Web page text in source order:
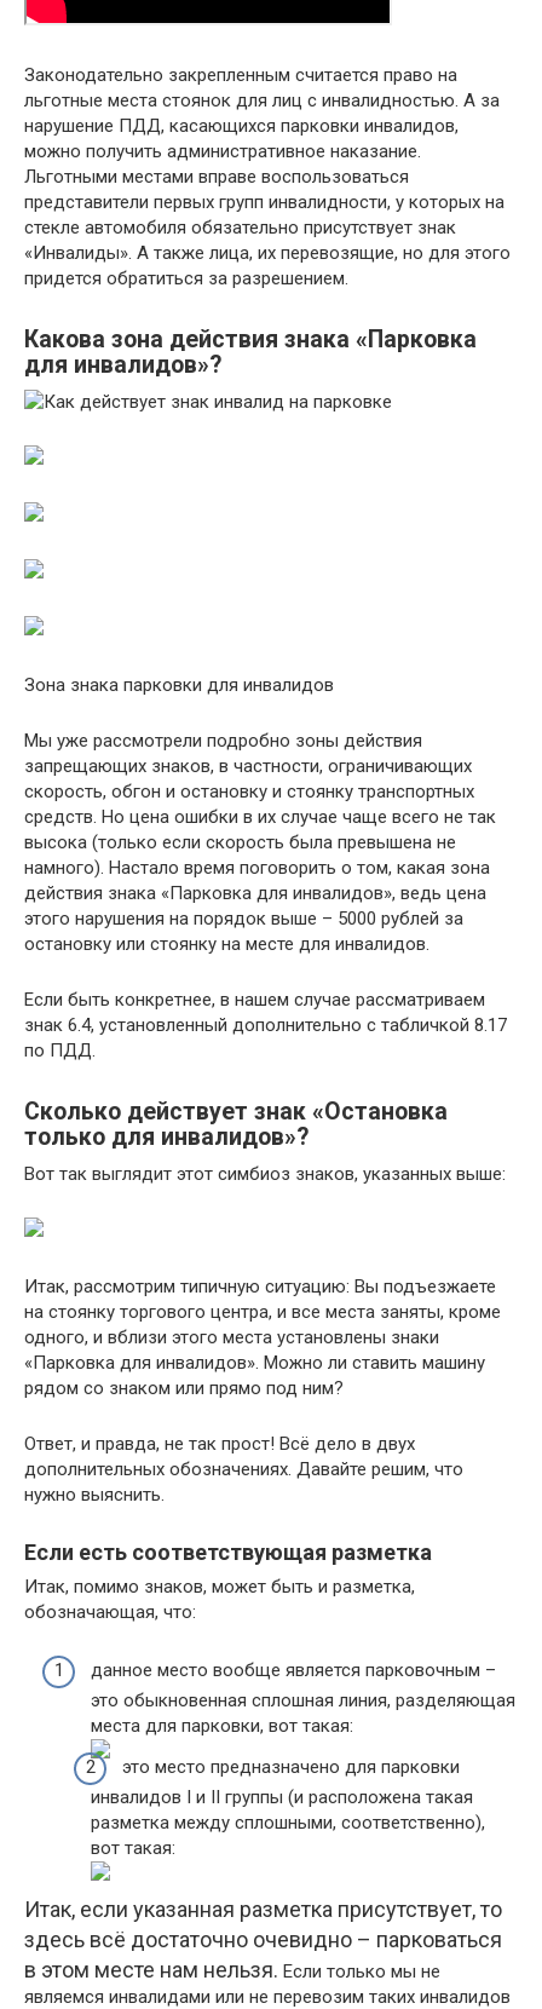
Законодательно закрепленным считается право на
льготные места стоянок для лиц с инвалидностью. А за
нарушение ПДД, касающихся парковки инвалидов,
можно получить административное наказание.
Льготными местами вправе воспользоваться
представители первых групп инвалидности, у которых на
стекле автомобиля обязательно присутствует знак
«Инвалиды». А также лица, их перевозящие, но для этого
придется обратиться за разрешением.
Какова зона действия знака «Парковка
для инвалидов»?
Зона знака парковки для инвалидов
Мы уже рассмотрели подробно зоны действия
запрещающих знаков, в частности, ограничивающих
скорость, обгон и остановку и стоянку транспортных
средств. Но цена ошибки в их случае чаще всего не так
высока (только если скорость была превышена не
намного). Настало время поговорить о том, какая зона
действия знака «Парковка для инвалидов», ведь цена
этого нарушения на порядок выше – 5000 рублей за
остановку или стоянку на месте для инвалидов.
Если быть конкретнее, в нашем случае рассматриваем
знак 6.4, установленный дополнительно с табличкой 8.17
по ПДД.
Сколько действует знак «Остановка
только для инвалидов»?
Вот так выглядит этот симбиоз знаков, указанных выше:
Итак, рассмотрим типичную ситуацию: Вы подъезжаете
на стоянку торгового центра, и все места заняты, кроме
одного, и вблизи этого места установлены знаки
«Парковка для инвалидов». Можно ли ставить машину
рядом со знаком или прямо под ним?
Ответ, и правда, не так прост! Всё дело в двух
дополнительных обозначениях. Давайте решим, что
нужно выяснить.
Если есть соответствующая разметка
Итак, помимо знаков, может быть и разметка,
обозначающая, что:
данное место вообще является парковочным –
это обыкновенная сплошная линия, разделяющая
места для парковки, вот такая:
это место предназначено для парковки
инвалидов I и II группы (и расположена такая
разметка между сплошными, соответственно),
вот такая:
Итак, если указанная разметка присутствует, то
здесь всё достаточно очевидно – парковаться
в этом месте нам нельзя. Если только мы не
являемся инвалидами или не перевозим таких инвалидов